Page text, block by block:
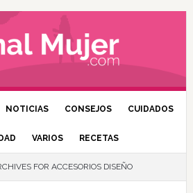
NOTICIAS CONSEJOS CUIDADOS
VARIOS RECETAS
FOR ACCESORIOS DISEÑO